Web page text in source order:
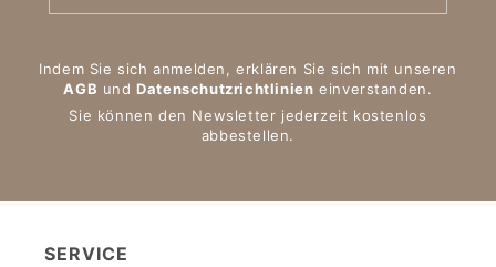
Indem Sie sich anmelden, erklären Sie sich mit unseren
AGB undDatenschutzrichtlinien einverstanden.
Sie können den Newsletter jederzeit kostenlos
abbestellen.
SERVICE